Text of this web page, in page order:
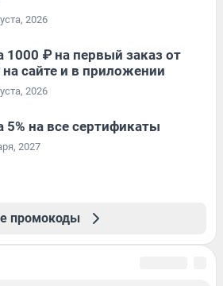
2026
1000 ₽ на первый заказ от
сайте и в приложении
2026
5% на все сертификаты
2027
промокоды